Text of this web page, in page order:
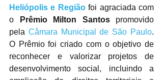
Heliópolis e Região foi agraciada com
o
Prêmio Milton Santos promovido
pela Câmara Municipal de São Paulo.
O Prêmio foi criado com o objetivo de
reconhecer e valorizar projetos de
desenvolvimento social, incluindo a